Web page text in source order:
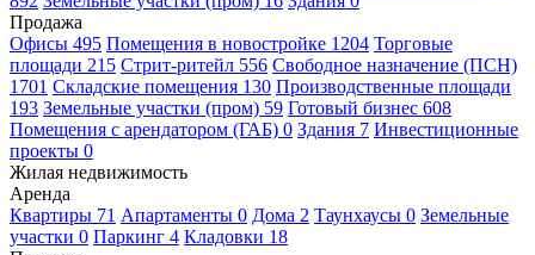
Продажа
Офисы 495 Помещения в новостройке 1204 Торговые
площади 215 Стрит-ритейл 556 Свободное назначение (ПСН)
1701 Складские помещения 130 Производственные площади
193 Земельные участки (пром) 59 Готовый бизнес 608
Помещения с арендатором (ГАБ) 0 Здания 7 Инвестиционные
проекты 0
Жилая недвижимость
Аренда
Квартиры 71 Апартаменты 0 Дома 2 Таунхаусы 0 Земельные
участки 0 Паркинг 4 Кладовки 18